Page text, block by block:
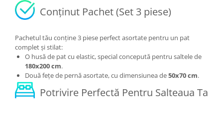
Conținut Pachet (Set 3 piese)
Pachetul tău conține 3 piese perfect asortate pentru un pat
complet și stilat:
O husă de pat cu elastic, special concepută pentru saltele de
180x200 cm.
Două fețe de pernă asortate, cu dimensiunea de50x70 cm.
Potrivire Perfectă Pentru Salteaua Ta